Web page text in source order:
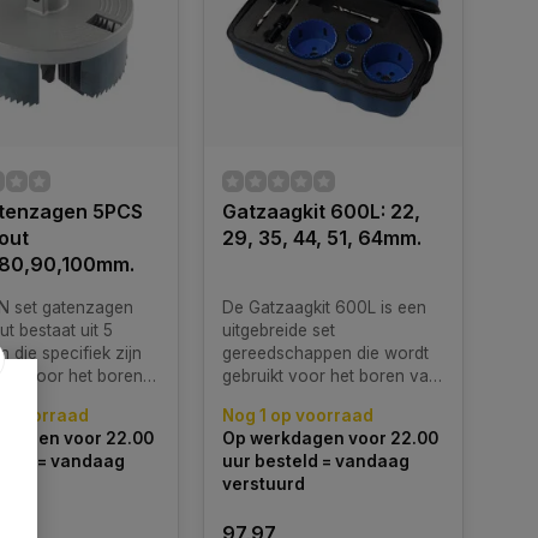
5PCS
set gatenzagen
bestaat uit 5
die specifiek zijn
voor het boren
met
van 68 mm, 74
90 mm en 100
voorraad
voor 22.00
= vandaag
Gatzaagkit 600L: 22,
29, 35, 44, 51, 64mm.
De Gatzaagkit 600L is een
uitgebreide set
gereedschappen die wordt
gebruikt voor het boren van
diameters in diverse
materialen.
Nog 1 op voorraad
Op werkdagen voor 22.00
uur besteld = vandaag
verstuurd
97,97